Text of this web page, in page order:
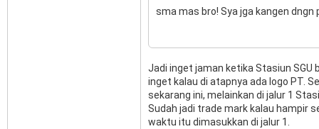
sma mas bro! Sya jga kangen dngn
Jadi inget jaman ketika Stasiun
inget kalau di atapnya ada logo PT.
sekarang ini, melainkan di jalur 1
Sudah jadi trade mark kalau hampir
waktu itu dimasukkan di jalur 1.